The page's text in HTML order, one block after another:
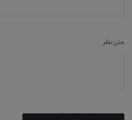
متن نظر